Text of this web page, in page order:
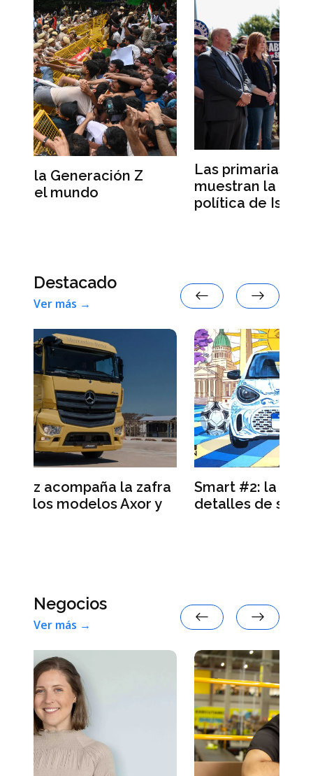
Las primarias demócratas
muestran la decreciente influencia
política de Israel en Estados Unidos
Destacado
Ver más →
Smart #2: la marca anticipa
detalles de su nuevo auto eléctrico
Negocios
Ver más →